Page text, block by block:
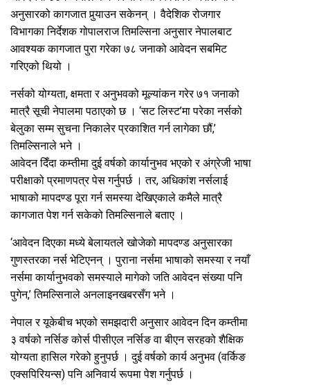
अनुसारको कागजात पुर्‍याउन सकेनन् । वैदेशिक रोजगार
विभागका निर्देशक गोपालराज तिमल्सिना अनुसार नेपालबाट
आवश्यक कागजात पुरा गरेका ७८ जनाको आवेदन सबमिट
गरिएको थियो ।
नर्सको योग्यता, क्षमता र अनुभवको मूल्यांकन गरेर ७१ जनाको
मात्रै सूची नेपालमा पठाएको छ । ‘सट लिस्ट’मा परेका नर्सको
बेलुका सम्म सुचना निकालेर प्रकाशित गर्न लागेका छौं,’
तिमल्सिनाले भने ।
आवेदन दिँदा कम्तीमा दुई वर्षको कार्यानुभव भएको र अंग्रेजी भाषा
परीक्षाको प्रमाणपत्र पेस गर्नुपर्छ । तर, अधिकांश नर्सलाई
भाषाको मापदण्ड पूरा गर्न समस्या देखिएकाले कमैले मात्रै
कागजात पेश गर्न सकेको तिमल्सिनाले बताए ।
‘आवेदन दिएका मध्ये बेलायतले खोजेको मापदण्ड अनुसारका
गुणस्तरका नर्स भेटिएनन् । पुराना नर्समा भाषाको समस्या र नयाँ
नर्समा कार्यानुभवको समस्याले मागेको जति आवेदन संख्या पनि
पुगेन,’ तिमल्सिनाले अनलाइनखबरसँग भने ।
नेपाल र यूकेबीच भएको समझदारी अनुसार आवेदन दिन कम्तीमा
३ वर्षको नर्सिङ कोर्स पीसीएल नर्सिङ वा बीएन सरहको शैक्षिक
योग्यता हासिल गरेको हुनुपर्छ । दुई वर्षको कार्य अनुभव (वर्किङ
एक्सपिरियन्स) पनि अनिवार्य रूपमा पेश गर्नुपर्छ ।